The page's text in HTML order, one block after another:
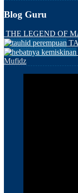
Blog Guru
THE LEGEND OF
Mufidz